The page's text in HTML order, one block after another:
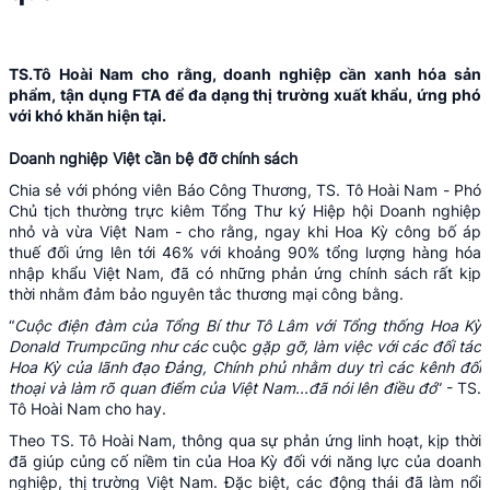
TS.Tô Hoài Nam cho rằng, doanh nghiệp cần xanh hóa sản
phẩm, tận dụng FTA để đa dạng thị trường xuất khẩu, ứng phó
với khó khăn hiện tại.
Doanh nghiệp Việt cần bệ đỡ chính sách
Chia sẻ với phóng viên Báo Công Thương, TS. Tô Hoài Nam - Phó
Chủ tịch thường trực kiêm Tổng Thư ký Hiệp hội Doanh nghiệp
nhỏ và vừa Việt Nam - cho rằng, ngay khi Hoa Kỳ công bố áp
thuế đối ứng lên tới 46% với khoảng 90% tổng lượng hàng hóa
nhập khẩu Việt Nam, đã có những phản ứng chính sách rất kịp
thời nhằm đảm bảo nguyên tắc thương mại công bằng.
“Cuộcđiện đàm của Tổng Bí thư Tô Lâm với Tổng thống Hoa Kỳ
Donald Trumpcũngnhư cáccuộc gặp gỡ, làm việc với các đối tác
Hoa Kỳ của lãnh đạo Đảng, Chính phủ nhằm duy trì các kênh đối
thoại và làm rõ quan điểm của Việt Nam...đã nói lên điều đó” - TS.
Tô Hoài Nam cho hay.
Theo TS. Tô Hoài Nam, thông qua sự phản ứng linh hoạt, kịp thời
đã giúp củng cố niềm tin của Hoa Kỳ đối với năng lực của doanh
nghiệp, thị trường Việt Nam. Đặc biệt, các động thái đã làm nổi